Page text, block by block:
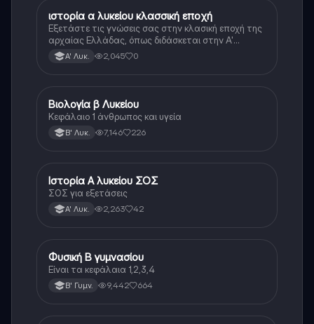
Ιστορία
ιστορία α λυκείου κλασσική εποχή
Εξετάστε τις γνώσεις σας στην κλασική εποχή της
αρχαίας Ελλάδας, όπως διδάσκεται στην Α'
Λυκείου.Α' Λυκ. 2,045 0
Βιολογία
Βιολογία β Λυκείου
Κεφάλαιο 1 άνθρωπος και υγεία
Β' Λυκ. 7,146 226
Ιστορία
Ιστορία Α λυκείου ΣΟΣ
ΣΟΣ για εξετάσεις
Α' Λυκ. 2,263 42
Φυσική
Φυσική Β γυμνασίου
Είναι τα κεφάλαια 1,2,3,4
Β' Γυμν. 9,442 664